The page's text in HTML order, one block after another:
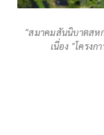
"สมาคมสันนิบาตสห
เนื่อง "โครงก